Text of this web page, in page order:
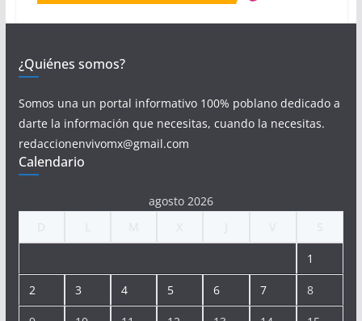
¿Quiénes somos?
Somos una un portal informativo 100% poblano dedicado a
darte la información que necesitas, cuando la necesitas.
redaccionenvivomx@gmail.com
Calendario
agosto 2026
1
2 3 4 5 6 7 8